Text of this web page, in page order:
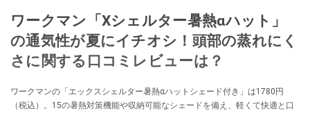
ワークマン「Xシェルター暑熱αハット」
の通気性が夏にイチオシ！頭部の蒸れにく
さに関する口コミレビューは？
ワークマンの「エックスシェルター暑熱αハットシェード付き」は1780円
（税込）。15の暑熱対策機能や収納可能なシェードを備え、軽くて快適と口